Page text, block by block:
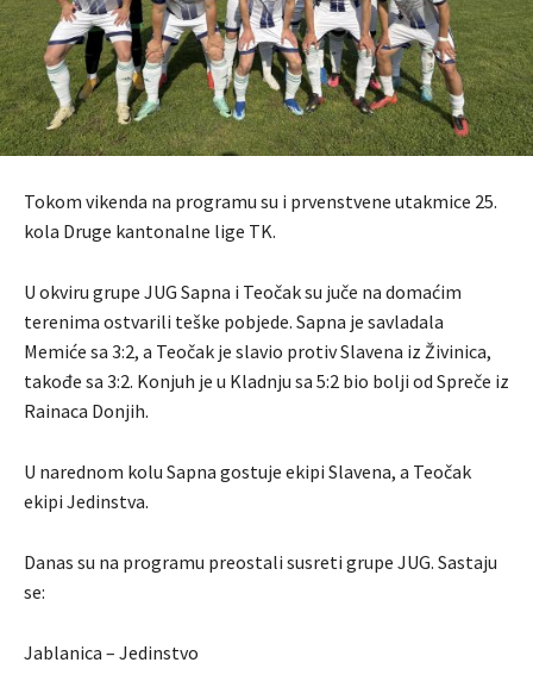
Tokom vikenda na programu su i prvenstvene utakmice 25.
kola Druge kantonalne lige TK.
U okviru grupe JUG Sapna i Teočak su juče na domaćim
terenima ostvarili teške pobjede. Sapna je savladala
Memiće sa 3:2, a Teočak je slavio protiv Slavena iz Živinica,
takođe sa 3:2. Konjuh je u Kladnju sa 5:2 bio bolji od Spreče iz
Rainaca Donjih.
U narednom kolu Sapna gostuje ekipi Slavena, a Teočak
ekipi Jedinstva.
Danas su na programu preostali susreti grupe JUG. Sastaju
se:
Jablanica – Jedinstvo